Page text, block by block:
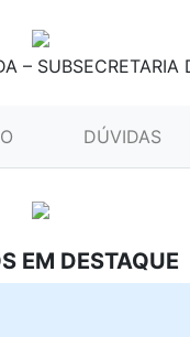
– SUBSECRETARIA
(CURRENT)DÚVIDAS
EM DESTAQUE